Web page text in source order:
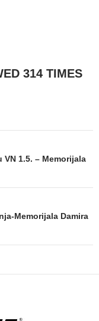
314 TIMES
1.5. – Memorijala
Memorijala Damira